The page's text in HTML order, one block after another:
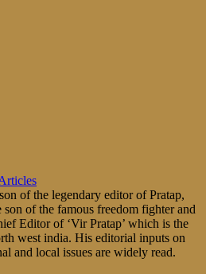
of the legendary editor of Pratap,
of the famous freedom fighter and
Editor of ‘Vir Pratap’ which is the
west india. His editorial inputs on
and local issues are widely read.